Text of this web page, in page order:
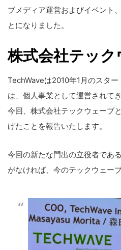
ブメディア運営およびイベント
とになりました。
株式会社テッ
TechWaveは2010年1月のスタ
は、個人事業として運営されてき
今回、株式会社テックウェーブ
げたことを報告いたします。
今回の新たな門出の立役者であ
がなければ、今のテックウェー